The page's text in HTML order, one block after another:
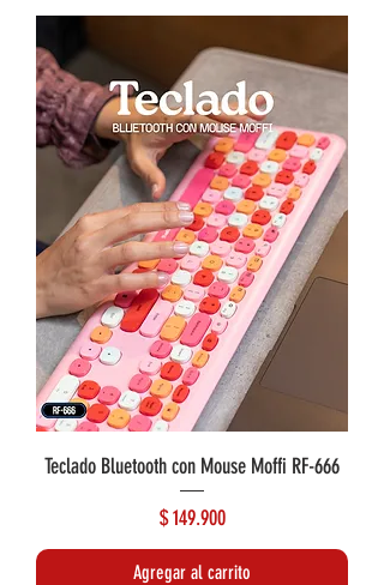
Teclado Bluetooth con Mouse Moffi RF-666
Precio
$ 149.900
Agregar al carrito